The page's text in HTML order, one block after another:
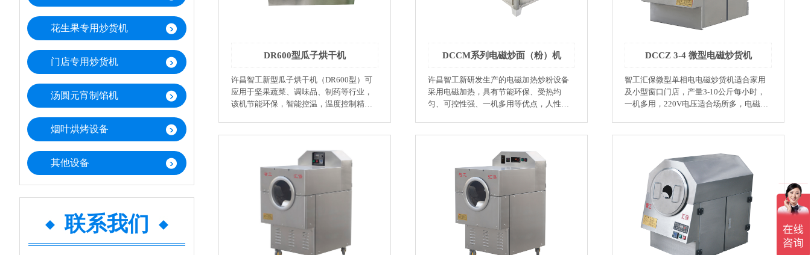
花生果专用炒货机
门店专用炒货机
汤圆元宵制馅机
烟叶烘烤设备
其他设备
联系我们
DR600型瓜子烘干机
许昌智工新型瓜子烘干机（DR600型）可
应用于坚果蔬菜、调味品、制药等行业，
该机节能环保，智能控温，温度控制精度
果、杏仁、核桃、杏仁、榛子、开心果等
●蔬菜业：可烘烤大花菜、红萝卜、土豆
片、红薯干等。 ●调味品业：可烘烤辣
椒、花椒、大茴香、小茴香。 ●制药业：
可烘干中药材和中药材炮制。 ●节能：该
机是热风内循环结构并配有余热回收，能
效率提高40%。 ●环保：该机采用电加热为
热源，对作业环境碳排放为零。 ●智能：
DCCM系列电磁炒面（粉）机
许昌智工新研发生产的电磁加热炒粉设备
采用电磁加热，具有节能环保、受热均
匀、可控性强、一机多用等优点，人性化
泽一致，对操作人员技术要求低。 ●面粉
加工业：对面粉除湿烘干 ●食品加工业：
面粉炒制 ●制药业：对粉剂烘干炒制 ●环
保：该机采用电磁加热对工作环境碳排放
为零。 ●节能：该机用复合锅体，保护热
量不能向外散放，热效率可达95%以上，
比传统的电加热烘炒设备节能45%以上。 ●
受热均匀：该机采用不锈钢刷搅拌结构，
搅拌均匀，炒制效果好。 ●一机多用：该
DCCZ 3-4 微型电磁炒货机
智工汇保微型单相电电磁炒货机适合家用
及小型窗口门店，产量3-10公斤每小时，
一机多用，220V电压适合场所多，电磁加
品：咖啡豆、黄豆、黑豆、苦荞 ●休闲食
品业：瓜子、花生、腰果、杏仁、板栗、
少：生活用电220V：2A-10A ●智能控温：
可控性强，控温精确。 ●炒制品量少：0.5-
3公斤，在应用中降低实验成本。 ●热辐射
小：该机锅体使用双层保温，对作业环境
（实验室或教室）热辐射小。 ●环保：该
机是采用电磁加热，对作业环境碳排放为